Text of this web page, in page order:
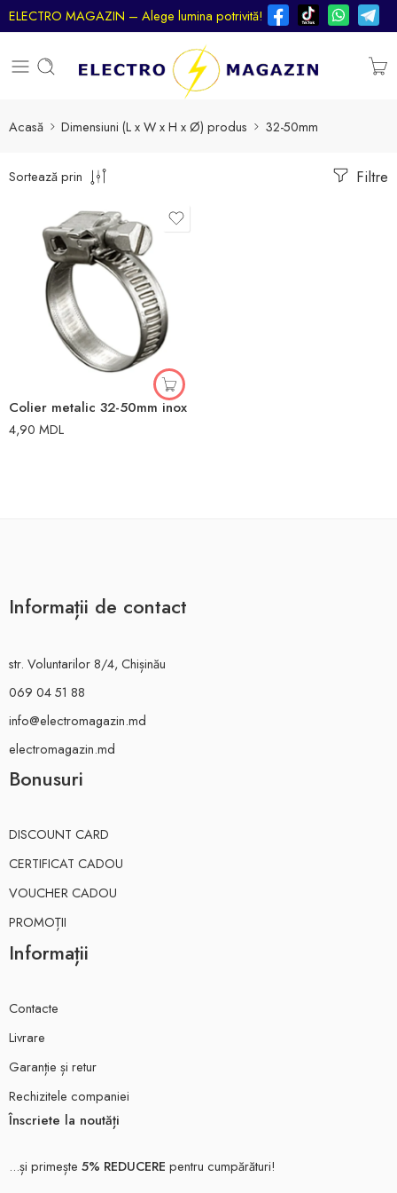
ELECTRO MAGAZIN – Alege lumina potrivită!
Acasă Dimensiuni (L x W x H x Ø) produs 32-50mm
Filtre
Sortează prin
Colier metalic 32-50mm inox
4,90 MDL
Informații de contact
str. Voluntarilor 8/4, Chișinău
069 04 51 88
info@electromagazin.md
electromagazin.md
Bonusuri
DISCOUNT CARD
CERTIFICAT CADOU
VOUCHER CADOU
PROMOȚII
Informații
Contacte
Livrare
Garanție și retur
Rechizitele companiei
Înscriete la noutăți
...și primește 5% REDUCERE pentru cumpărături!